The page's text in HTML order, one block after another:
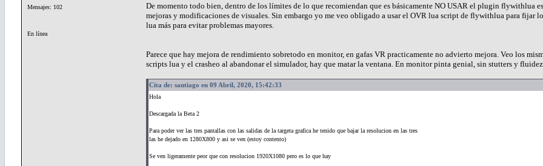
Mensajes: 102
En línea
De momento todo bien, dentro de los límites de lo que recomiendan que es básicamente NO USAR el plugin flywithlua
mejoras y modificaciones de visuales. Sin embargo yo me veo obligado a usar el OVR lua script de flywithlua para fijar
lua más para evitar problemas mayores.
Parece que hay mejora de rendimiento sobretodo en monitor, en gafas VR practicamente no advierto mejora. Veo los
scripts lua y el crasheo al abandonar el simulador, hay que matar la ventana. En monitor pinta genial, sin stutters y
Cita de: santiago en 09 Abril, 2020, 15:42:33
Hola
Descargada la Beta 2
Para poder ver las tres pantallas con las salidas de la targeta grafica he tenido que bajar la resolucion en las tres
las he dejado en 1280X800 y asi se ven (estoy contento)
Se ven ligeramente peor que con resolucion 1920X1080 pero es lo que hay